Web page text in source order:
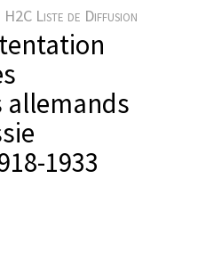
H2C Liste de Diffusion
1933